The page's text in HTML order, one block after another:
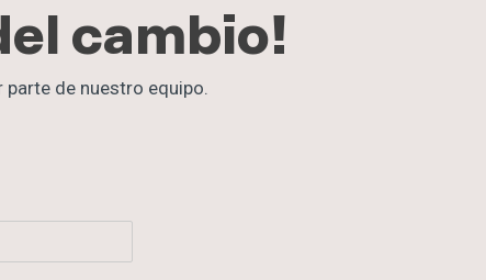
cambio!
de nuestro equipo.